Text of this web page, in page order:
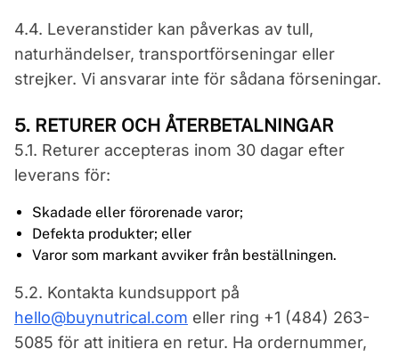
4.4. Leveranstider kan påverkas av tull,
naturhändelser, transportförseningar eller
strejker. Vi ansvarar inte för sådana förseningar.
5. RETURER OCH ÅTERBETALNINGAR
5.1. Returer accepteras inom 30 dagar efter
leverans för:
Skadade eller förorenade varor;
Defekta produkter; eller
Varor som markant avviker från beställningen.
5.2. Kontakta kundsupport på
hello@buynutrical.com eller ring +1 (484) 263-
5085 för att initiera en retur. Ha ordernummer,